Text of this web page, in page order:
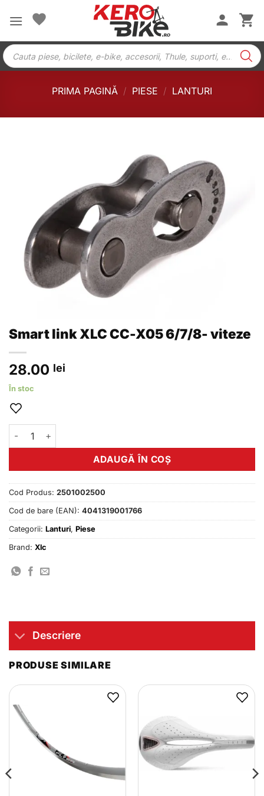
Products
search
PRIMA PAGINĂ / PIESE / LANTURI
Smart link XLC CC-X05 6/7/8- viteze
28.00 lei
În stoc
Cantitate Smart link XLC CC-X05 6/7/8- viteze
ADAUGĂ ÎN COȘ
Cod Produs: 2501002500
Cod de bare (EAN): 4041319001766
Categorii: Lanturi, Piese
Brand: Xlc
Descriere
PRODUSE SIMILARE